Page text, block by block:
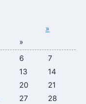
»
»
6
7
13
14
20
21
27
28